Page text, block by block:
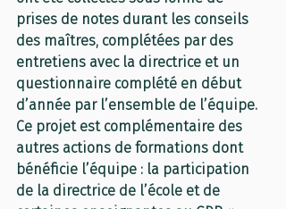
prises de notes durant les conseils
des maîtres, complétées par des
entretiens avec la directrice et un
questionnaire complété en début
d’année par l’ensemble de l’équipe.
Ce projet est complémentaire des
autres actions de formations dont
bénéficie l’équipe : la participation
de la directrice de l’école et de